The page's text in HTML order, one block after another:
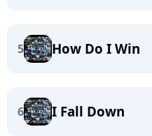
5 How Do I Win
6 I Fall Down